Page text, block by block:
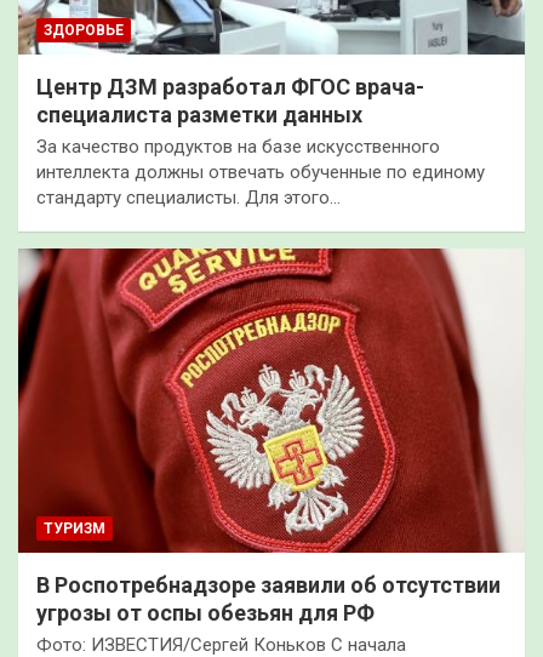
ЗДОРОВЬЕ
Центр ДЗМ разработал ФГОС врача-
специалиста разметки данных
За качество продуктов на базе искусственного
интеллекта должны отвечать обученные по единому
стандарту специалисты. Для этого…
ТУРИЗМ
В Роспотребнадзоре заявили об отсутствии
угрозы от оспы обезьян для РФ
Фото: ИЗВЕСТИЯ/Сергей Коньков С начала